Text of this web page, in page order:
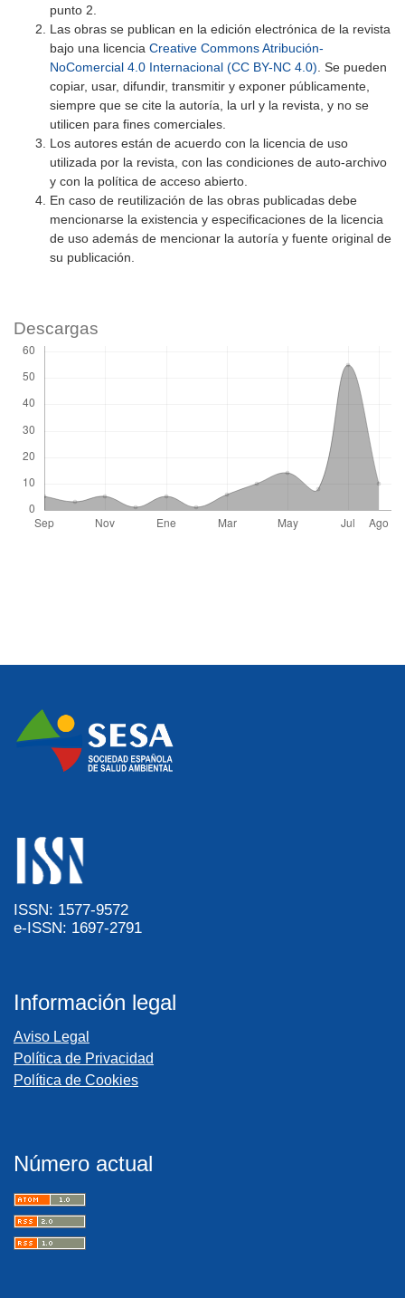
punto 2.
Las obras se publican en la edición electrónica de la revista
bajo una licencia Creative Commons Atribución-
NoComercial 4.0 Internacional (CC BY-NC 4.0). Se pueden
copiar, usar, difundir, transmitir y exponer públicamente,
siempre que se cite la autoría, la url y la revista, y no se
utilicen para fines comerciales.
Los autores están de acuerdo con la licencia de uso
utilizada por la revista, con las condiciones de auto-archivo
y con la política de acceso abierto.
En caso de reutilización de las obras publicadas debe
mencionarse la existencia y especificaciones de la licencia
de uso además de mencionar la autoría y fuente original de
su publicación.
Descargas
ISSN: 1577-9572
e-ISSN: 1697-2791
Información legal
Aviso Legal
Política de Privacidad
Política de Cookies
Número actual